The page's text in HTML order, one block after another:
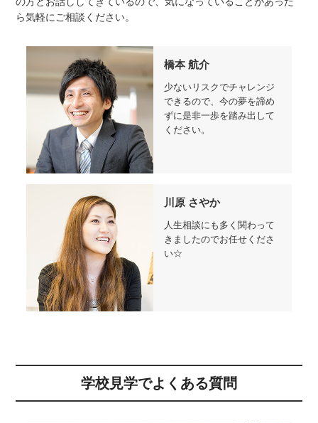
ら気軽にご相談ください。
橋本 航介
少ないリスクでチャレンジ
できるので、今の夢を諦め
ずに是非一歩を踏み出して
ください。
川原 さやか
人生相談にも多く関わって
きましたのでお任せくださ
い☆
学校見学でよくある質問